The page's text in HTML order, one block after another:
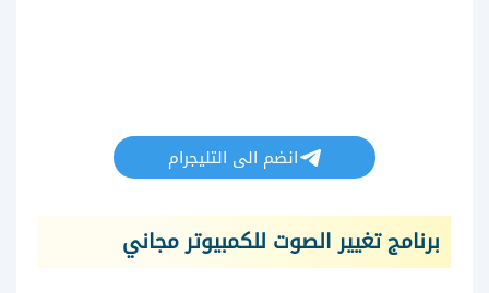
انضم الى التليجرام
برنامج تغيير الصوت للكمبيوتر مجاني